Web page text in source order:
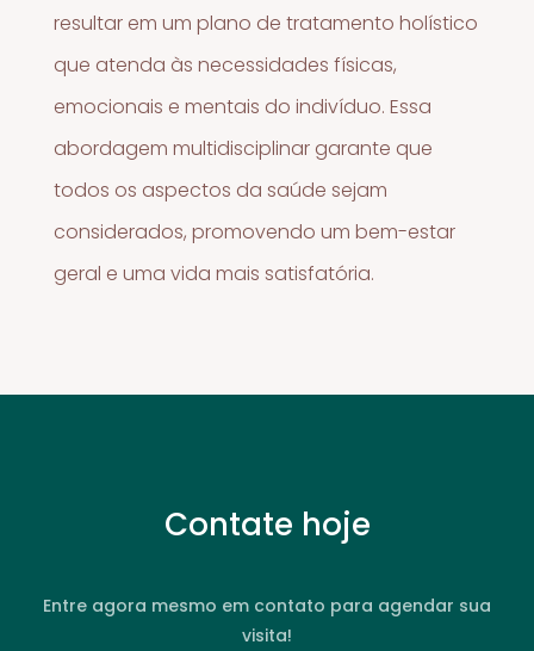
resultar em um plano de tratamento holístico
que atenda às necessidades físicas,
emocionais e mentais do indivíduo. Essa
abordagem multidisciplinar garante que
todos os aspectos da saúde sejam
considerados, promovendo um bem-estar
geral e uma vida mais satisfatória.
Contate hoje
Entre agora mesmo em contato para agendar sua
visita!